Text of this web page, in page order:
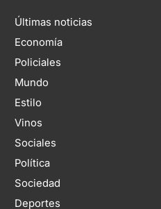
Últimas noticias
Economía
Policiales
Mundo
Estilo
Vinos
Sociales
Política
Sociedad
Deportes